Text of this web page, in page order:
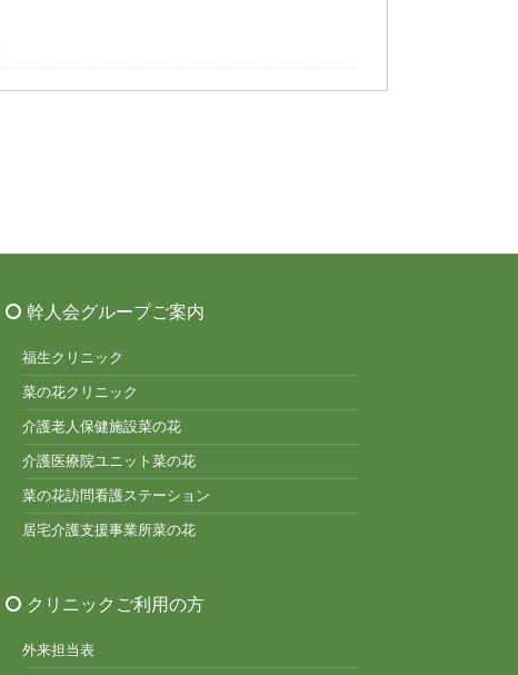
幹人会グループご案内
福生クリニック
菜の花クリニック
介護老人保健施設菜の花
介護医療院ユニット菜の花
菜の花訪問看護ステーション
居宅介護支援事業所菜の花
クリニックご利用の方
外来担当表